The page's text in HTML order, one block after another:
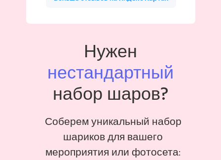
Нужен
нестандартный
набор шаров?
Соберем уникальный набор
шариков для вашего
мероприятия или фотосета: